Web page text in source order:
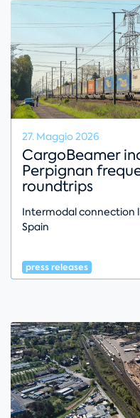
27. Maggio 2026
CargoBeamer
Perpignan
roundtrips
Intermodal connection
Spain
press releases